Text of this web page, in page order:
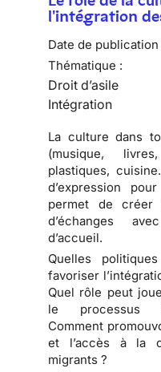
l'intégration
Date de publication
Thématique :
Droit d’asile
Intégration
La culture dans
(musique,
plastiques,
d’expression
permet de créer
d’échanges
d’accueil.
Quelles
favoriser
Quel rôle peut
le processus
Comment
et l’accès à la
migrants ?